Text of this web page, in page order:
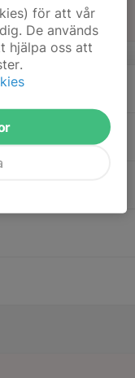
för att vår
De används
hjälpa oss att